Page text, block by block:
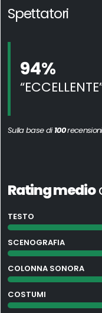
Spettatori
94%
Sulla base di100
Rating medio
TESTO
SCENOGRAFIA
COLONNA SONORA
COSTUMI